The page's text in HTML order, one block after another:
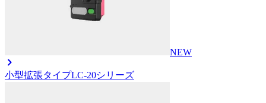
NEW
小型拡張タイプLC-20シリーズ